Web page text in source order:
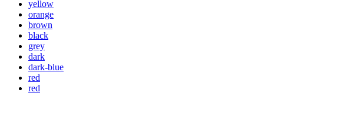
yellow
orange
brown
black
grey
dark
dark-blue
red
red